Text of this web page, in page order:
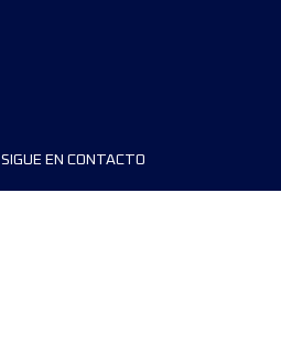
SIGUE EN CONTACTO